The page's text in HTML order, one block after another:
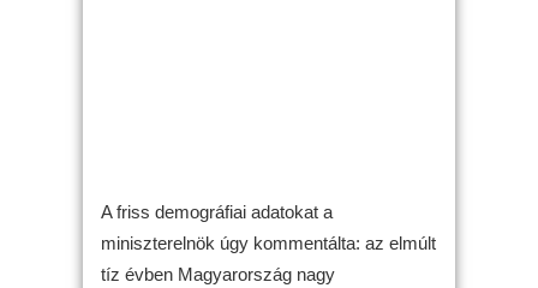
A friss demográfiai adatokat a
miniszterelnök úgy kommentálta: az elmúlt
tíz évben Magyarország nagy